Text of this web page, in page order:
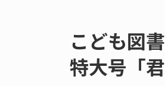
こども図
特大号「